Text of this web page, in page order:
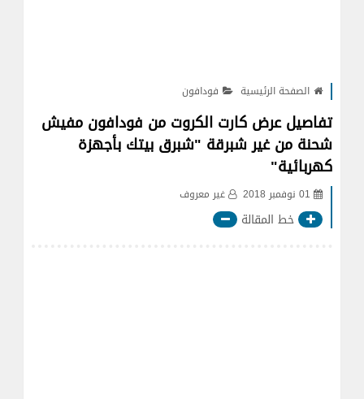
الصفحة الرئيسية فودافون
تفاصيل عرض كارت الكروت من فودافون مفيش
شحنة من غير شبرقة "شبرق بيتك بأجهزة
كهربائية"
01 نوفمبر 2018 غير معروف
خط المقالة